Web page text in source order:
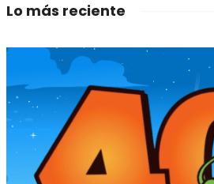
Lo más reciente